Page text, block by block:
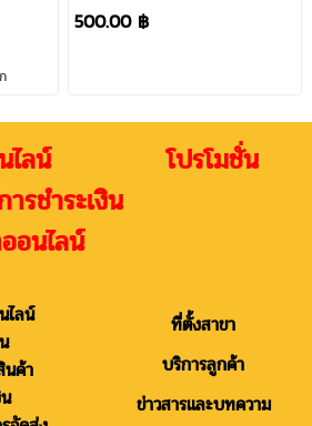
500.00 ฿
อนไลน์ โปรโมชั่น
า การชำระเงิน
นไลน์
ไลน์
นค้า
ที่ตั้งสาขา
บริการลูกค้า
ข่าวสารและบทความ